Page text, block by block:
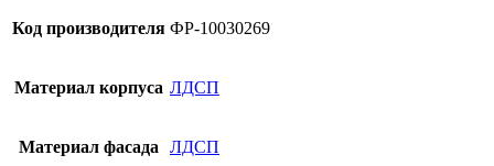
Код производителя ФР-10030269
Материал корпуса ЛДСП
Материал фасада ЛДСП